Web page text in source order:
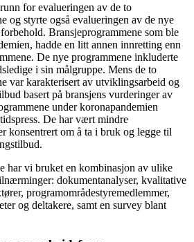
for evalueringen av de to
og styrte også evalueringen av de nye
Bransjeprogrammene som ble
hadde en litt annen innretting enn
De nye programmene inkluderte
i sin målgruppe. Mens de to
var karakterisert av utviklingsarbeid og
basert på bransjens vurderinger av
under koronapandemien
De har vært mindre
konsentrert om å ta i bruk og legge til
har vi bruket en kombinasjon av ulike
dokumentanalyser, kvalitative
programområdestyremedlemmer,
og deltakere, samt en survey blant